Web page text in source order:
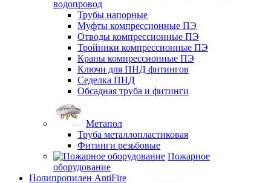
водопровод
Трубы напорные
Муфты компрессионные ПЭ
Отводы компрессионные ПЭ
Тройники компрессионные ПЭ
Краны компрессионные ПЭ
Ключи для ПНД фитингов
Седелка ПНД
Обсадная труба и фитинги
Метапол
Труба металлопластиковая
Фитинги резьбовые
Пожарное
оборудование
Полипропилен AntiFire